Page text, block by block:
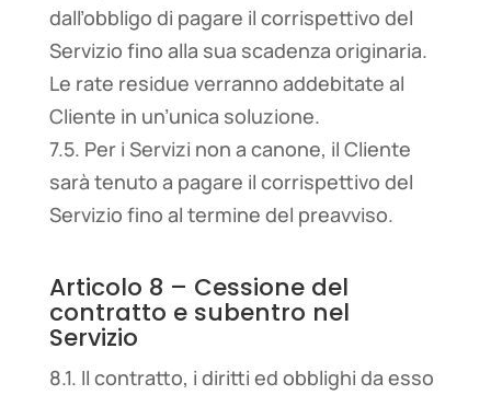
dall’obbligo di pagare il corrispettivo del
Servizio fino alla sua scadenza originaria.
Le rate residue verranno addebitate al
Cliente in un’unica soluzione.
7.5. Per i Servizi non a canone, il Cliente
sarà tenuto a pagare il corrispettivo del
Servizio fino al termine del preavviso.
Articolo 8 – Cessione del
contratto e subentro nel
Servizio
8.1. Il contratto, i diritti ed obblighi da esso